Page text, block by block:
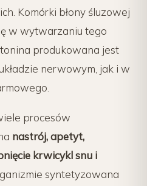
Komórki błony śluzowej
w wytwarzaniu tego
produkowana jest
nerwowym, jak i w
procesów
nastrój, apetyt,
krwicykl snu i
syntetyzowana